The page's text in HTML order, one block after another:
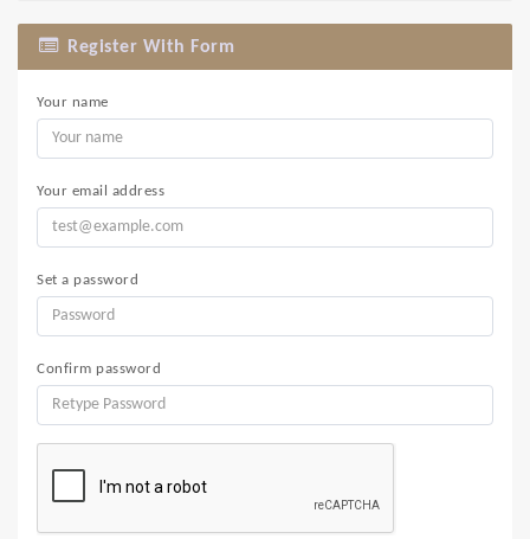
Register With Form
Your name
Your email address
Set a password
Confirm password